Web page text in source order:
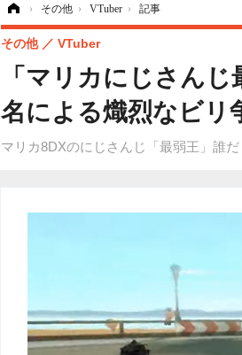
› その他 › VTuber › 記事
「マリカにじさん
名による熾烈なビリ
マリカ8DXのにじさんじ「最弱王」誰だ
その他 VTuber